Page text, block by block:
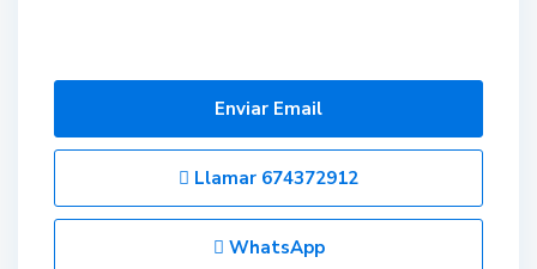
Enviar Email
Llamar 674372912
WhatsApp